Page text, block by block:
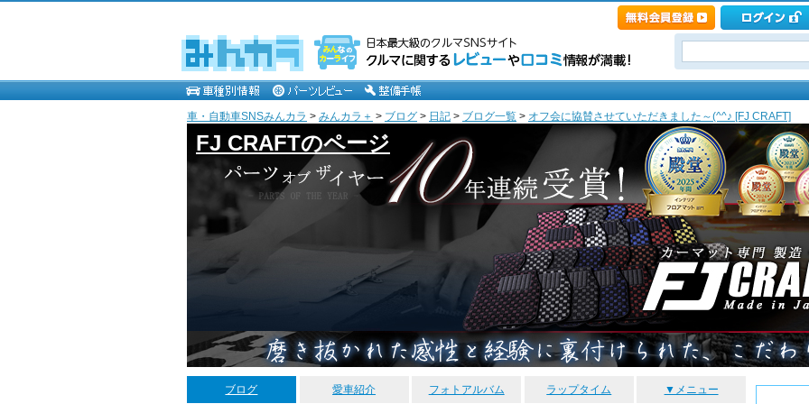
車・自動車SNSみんカラ > みんカラ＋ > ブログ > 日記 > ブログ一覧 > オフ会に協賛させていただきました～(^^♪ [FJ CRAFT]
FJ CRAFTのページ
ブログ 愛車紹介 フォトアルバム ラップタイム ▼メニュー